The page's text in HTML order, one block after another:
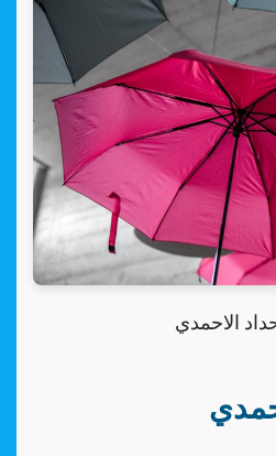
الاحمدي